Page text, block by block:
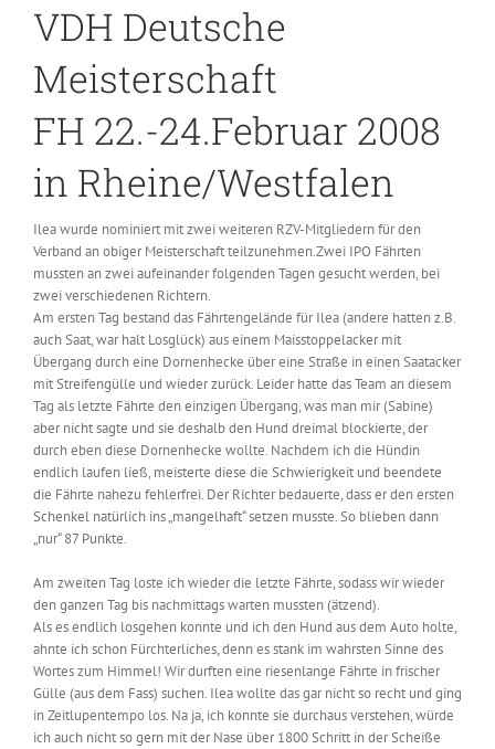
VDH Deutsche
Meisterschaft
FH 22.-24.Februar 2008
in Rheine/Westfalen
Ilea wurde nominiert mit zwei weiteren RZV-Mitgliedern für den
Verband an obiger Meisterschaft teilzunehmen.Zwei IPO Fährten
mussten an zwei aufeinander folgenden Tagen gesucht werden, bei
zwei verschiedenen Richtern.
Am ersten Tag bestand das Fährtengelände für Ilea (andere hatten z.B.
auch Saat, war halt Losglück) aus einem Maisstoppelacker mit
Übergang durch eine Dornenhecke über eine Straße in einen Saatacker
mit Streifengülle und wieder zurück. Leider hatte das Team an diesem
Tag als letzte Fährte den einzigen Übergang, was man mir (Sabine)
aber nicht sagte und sie deshalb den Hund dreimal blockierte, der
durch eben diese Dornenhecke wollte. Nachdem ich die Hündin
endlich laufen ließ, meisterte diese die Schwierigkeit und beendete
die Fährte nahezu fehlerfrei. Der Richter bedauerte, dass er den ersten
Schenkel natürlich ins „mangelhaft“ setzen musste. So blieben dann
„nur“ 87 Punkte.
Am zweiten Tag loste ich wieder die letzte Fährte, sodass wir wieder
den ganzen Tag bis nachmittags warten mussten (ätzend).
Als es endlich losgehen konnte und ich den Hund aus dem Auto holte,
ahnte ich schon Fürchterliches, denn es stank im wahrsten Sinne des
Wortes zum Himmel! Wir durften eine riesenlange Fährte in frischer
Gülle (aus dem Fass) suchen. Ilea wollte das gar nicht so recht und ging
in Zeitlupentempo los. Na ja, ich konnte sie durchaus verstehen, würde
ich auch nicht so gern mit der Nase über 1800 Schritt in der Scheiße